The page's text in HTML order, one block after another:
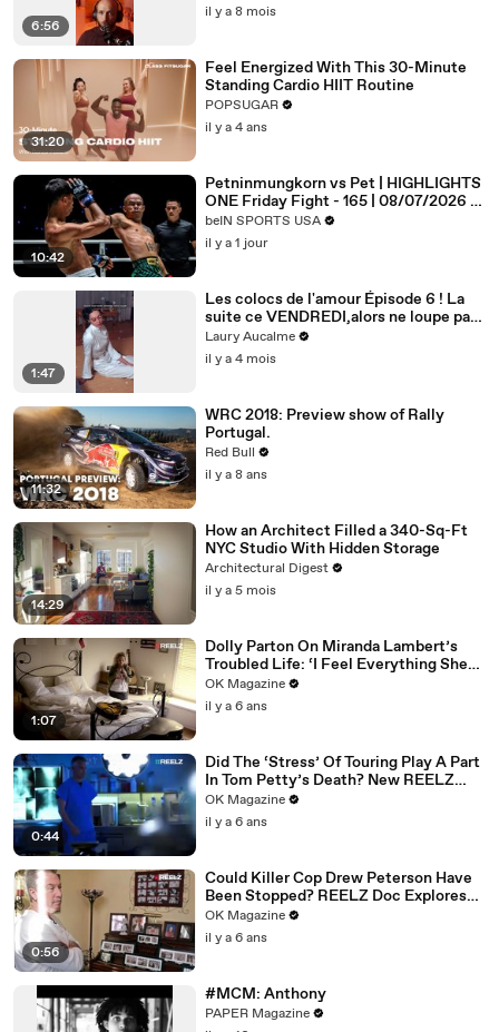
6:56
il y a 8 mois
31:20
Feel Energized With This 30-Minute
Standing Cardio HIIT Routine
POPSUGAR
il y a 4 ans
10:42
Petninmungkorn vs Pet | HIGHLIGHTS
ONE Friday Fight - 165 | 08/07/2026 |
beIN SPORTS USA
beIN SPORTS USA
il y a 1 jour
1:47
Les colocs de l'amour Épisode 6 ! La
suite ce VENDREDI,alors ne loupe pas
ça! Épisode 6/8 pour la saison 2
Laury Aucalme
il y a 4 mois
11:32
WRC 2018: Preview show of Rally
Portugal.
Red Bull
il y a 8 ans
14:29
How an Architect Filled a 340-Sq-Ft
NYC Studio With Hidden Storage
Architectural Digest
il y a 5 mois
1:07
Dolly Parton On Miranda Lambert’s
Troubled Life: ‘I Feel Everything She
Writes’: Watch REELZ Doc
OK Magazine
il y a 6 ans
0:44
Did The ‘Stress’ Of Touring Play A Part
In Tom Petty’s Death? New REELZ
Doc Dives Deeper: Watch
OK Magazine
il y a 6 ans
0:56
Could Killer Cop Drew Peterson Have
Been Stopped? REELZ Doc Explores
The Murder: Watch
OK Magazine
il y a 6 ans
#MCM: Anthony
PAPER Magazine